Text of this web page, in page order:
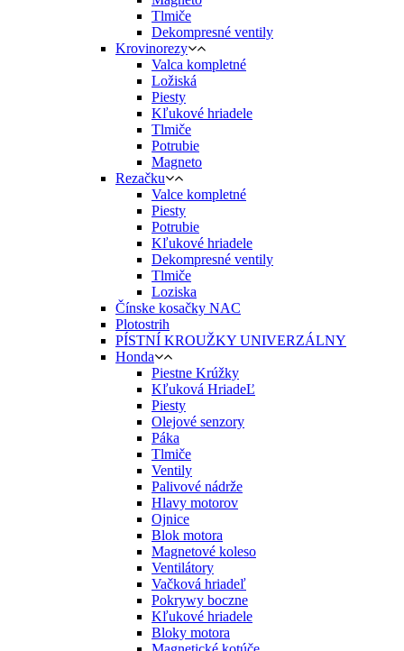
Tlmiče
Dekompresné ventily
Krovinorezy
Valca kompletné
Ložiská
Piesty
Kľukové hriadele
Tlmiče
Potrubie
Magneto
Rezačku
Valce kompletné
Piesty
Potrubie
Kľukové hriadele
Dekompresné ventily
Tlmiče
Loziska
Čínske kosačky NAC
Plotostrih
PÍSTNÍ KROUŽKY UNIVERZÁLNY
Honda
Piestne Krúžky
Kľuková HriadeĽ
Piesty
Olejové senzory
Páka
Tlmiče
Ventily
Palivové nádrže
Hlavy motorov
Ojnice
Blok motora
Magnetové koleso
Ventilátory
Vačková hriadeľ
Pokrywy boczne
Kľukové hriadele
Bloky motora